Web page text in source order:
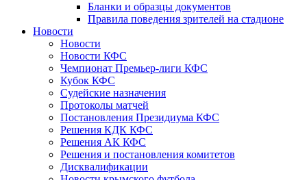
Бланки и образцы документов
Правила поведения зрителей на стадионе
Новости
Новости
Новости КФС
Чемпионат Премьер-лиги КФС
Кубок КФС
Судейские назначения
Протоколы матчей
Постановления Президиума КФС
Решения КДК КФС
Решения АК КФС
Решения и постановления комитетов
Дисквалификации